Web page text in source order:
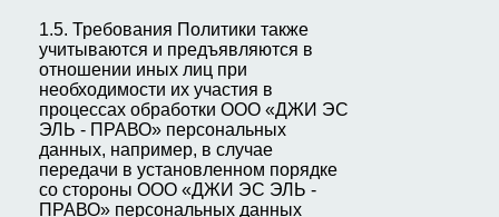
1.5. Требования Политики также
учитываются и предъявляются в
отношении иных лиц при
необходимости их участия в
процессах обработки ООО «ДЖИ ЭС
ЭЛЬ - ПРАВО» персональных
данных, например, в случае
передачи в установленном порядке
со стороны ООО «ДЖИ ЭС ЭЛЬ -
ПРАВО» персональных данных